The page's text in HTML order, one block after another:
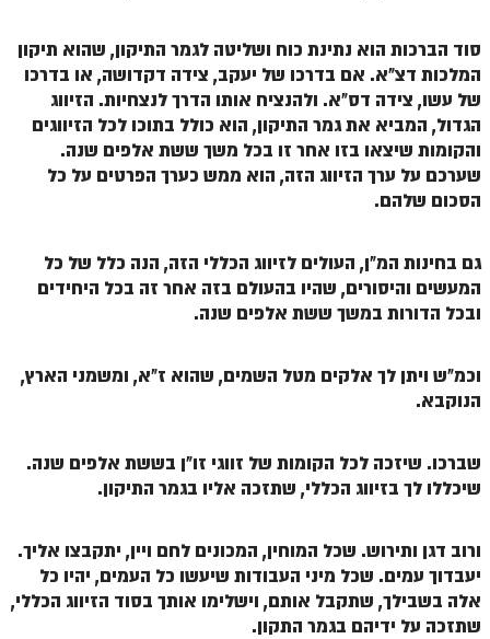
הזוהר הקדוש תרומה השקפה
הזוהר הקדוש תרומה מתקדמים
הזוהר הקדוש ספרא דצניעותא
הזוהר הקדוש תצווה השקפה
ספר הזוהר הקדוש כי תשא השקפה
ספר הזוהר הקדוש כי תשא מתקדמים
ספר הזוהר הקדוש ויקהל מתקדמים
ספר הזוהר הקדוש פיקודי מתקדמים
ספר הזוהר הקדוש זוהר ויקרא השקפה
ספר הזוהר הקדוש זוהר ויקרא מתקדמים
סוד הברכות הוא נתינת כוח ושליטה לגמר התיקון, שהוא תיקון
המלכות דצ"א. אם בדרכו של יעקב, צידה דקדושה, או בדרכו
של עשו, צידה דס"א. ולהנציח אותו הדרך לנצחיות. הזיווג
הגדול, המביא את גמר התיקון, הוא כולל בתוכו לכל הזיווגים
והקומות שיצאו בזו אחר זו בכל משך ששת אלפים שנה.
שערכם על ערך הזיווג הזה, הוא ממש כערך הפרטים על כל
הסכום שלהם.
גם בחינות המ"ן, העולים לזיווג הכללי הזה, הנה כלל של כל
המעשים והיסורים, שהיו בהעולם בזה אחר זה בכל היחידים
ובכל הדורות במשך ששת אלפים שנה.
וכמ"ש ויתן לך אלקים מטל השמים, שהוא ז"א, ומשמני הארץ,
הנוקבא.
שברכו. שיזכה לכל הקומות של זווגי זו"ן בששת אלפים שנה.
שיכללו לך בזיווג הכללי, שתזכה אליו בגמר התיקון.
ורוב דגן ותירוש. שכל המוחין, המכונים לחם ויין, יתקבצו אליך.
יעבדוך עמים. שכל מיני העבודות שיעשו כל העמים, יהיו כל
אלה בשבילך, שתקבל אותם, וישלימו אותך בסוד הזיווג הכללי,
שתזכה על ידיהם בגמר התקון.